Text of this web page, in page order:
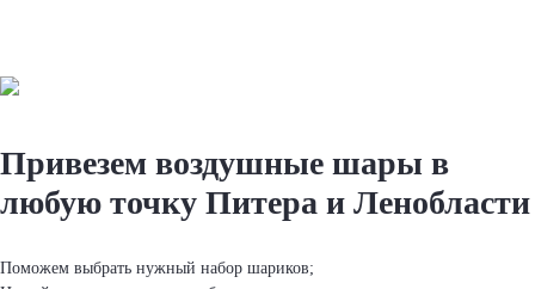
Привезем вoздушные шapы в
любую точку Питера и Ленобласти
Поможем выбрать нужный набор шapиков;